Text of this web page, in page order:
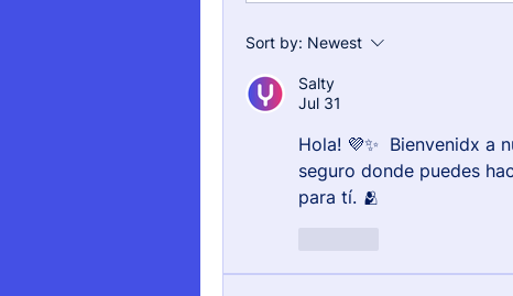
Sort by: Newest
Salty
Jul 31
Hola! 💜✨  Bienvenidx a
seguro donde puedes
para tí. 🫂